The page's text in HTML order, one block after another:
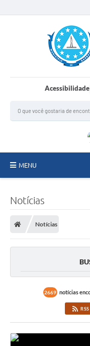
Acessibilidade
MENU
Meio Ambiente
EDOB
Transparência
Notícias
Notícias
2669 notícias
RSS